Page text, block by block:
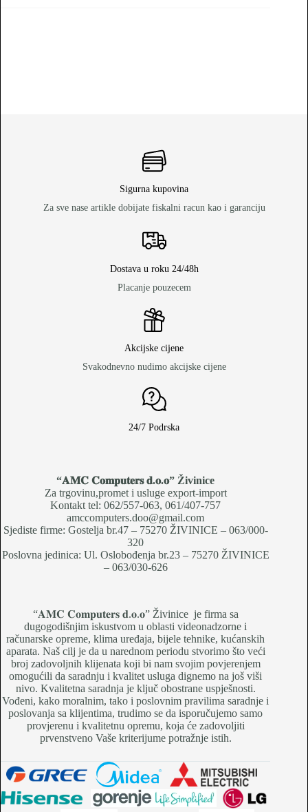
Sigurna kupovina
Za sve nase artikle dobijate fiskalni racun kao i garanciju
Dostava u roku 24/48h
Placanje pouzecem
Akcijske cijene
Svakodnevno nudimo akcijske cijene
24/7 Podrska
“𝐀𝐌𝐂 𝐂𝐨𝐦𝐩𝐮𝐭𝐞𝐫𝐬 𝐝.𝐨.𝐨” Živinice
Za trgovinu,promet i usluge export-import
Kontakt tel: 062/557-063, 061/407-757
amccomputers.doo@gmail.com
Sjediste firme: Gostelja br.47 – 75270 ŽIVINICE – 063/000-
320
Poslovna jedinica: Ul. Oslobođenja br.23 – 75270 ŽIVINICE
– 063/030-626
“𝐀𝐌𝐂 𝐂𝐨𝐦𝐩𝐮𝐭𝐞𝐫𝐬 𝐝.𝐨.𝐨” Živinice je firma sa
dugogodišnjim iskustvom u oblasti videonadzorne i
računarske opreme, klima uređaja, bijele tehnike, kućanskih
aparata. Naš cilj je da u narednom periodu stvorimo što veći
broj zadovoljnih klijenata koji bi nam svojim povjerenjem
omogućili da saradnju i kvalitet usluga dignemo na još viši
nivo. Kvalitetna saradnja je ključ obostrane uspješnosti.
Vođeni, kako moralnim, tako i poslovnim pravilima saradnje i
poslovanja sa klijentima, trudimo se da isporučujemo samo
provjerenu i kvalitetnu opremu, koja će zadovoljiti
prvenstveno Vaše kriterijume potražnje istih.